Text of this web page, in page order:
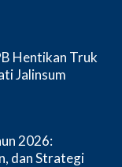
Hentikan Truk
Jalinsum
2026:
dan Strategi